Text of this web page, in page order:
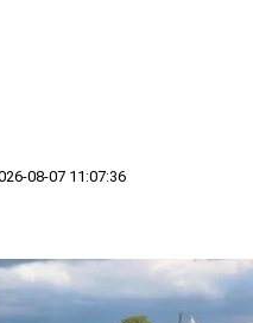
08-07 11:07:36